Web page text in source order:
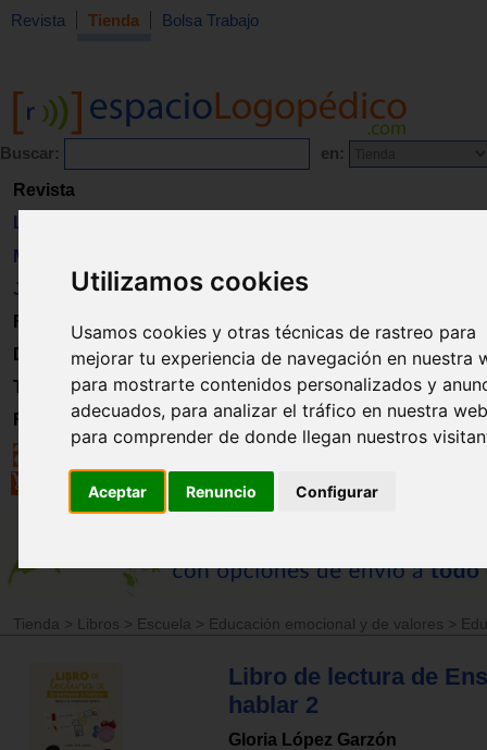
Utilizamos cookies
Usamos cookies y otras técnicas de rastreo para
mejorar tu experiencia de navegación en nuestra
para mostrarte contenidos personalizados y
adecuados, para analizar el tráfico en nuestra
para comprender de donde llegan nuestros
Aceptar Renuncio Configurar
Revista Tienda Bolsa Trabajo
Buscar: en:
Revista
Libros
Material
Juguetes
Formación
Directorio
Trabajo
Registro
Tienda > Libros > Escuela > Educación emocional y de valores >
Libro de lectura de
hablar 2
Gloria López Garzón